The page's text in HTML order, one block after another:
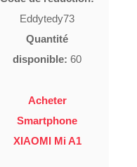
Eddytedy73
Quantité
disponible: 60
Acheter
Smartphone
XIAOMI Mi A1